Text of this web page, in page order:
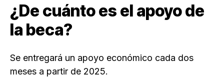
¿De cuánto es el apoyo de
la beca?
Se entregará un apoyo económico cada dos
meses a partir de 2025.